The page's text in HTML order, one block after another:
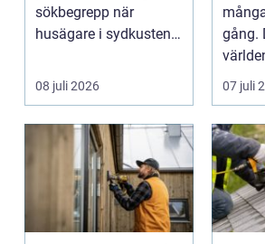
sökbegrepp när
husägare i sydkusten
08 juli 2026
gång.
07 juli